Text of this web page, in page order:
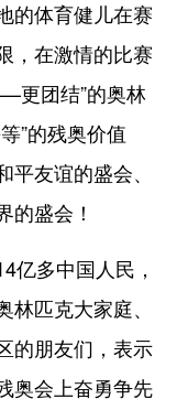
的体育健儿在赛
，在激情的比赛
更团结”的奥林
”的残奥价值
友谊的盛会、
的盛会！
多中国人民，
匹克大家庭、
的朋友们，表示
奥会上奋勇争先